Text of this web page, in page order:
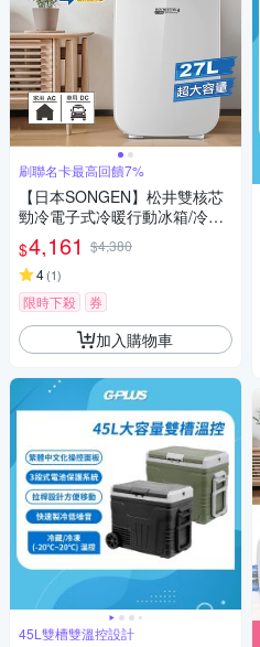
刷聯名卡最高回饋7%
【日本SONGEN】松井雙核芯
勁冷電子式冷暖行動冰箱/冷藏
箱/保溫箱/小冰箱(CLT-27AQ)
$4,161 $4,380
4(1)
限時下殺 券
加入購物車
45L雙槽雙溫控設計